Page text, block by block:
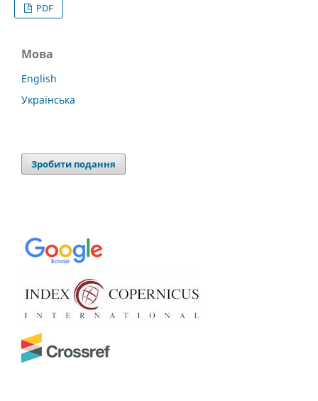
PDF
Мова
English
Українська
Зробити подання